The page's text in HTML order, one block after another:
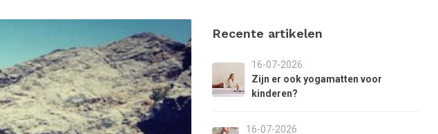
beschikbaar
resultaat
te
selecteren.
Druk
op
Enter
om
Recente artikelen
16-07-2026
Zijn er ook yogamatten voor
kinderen?
16-07-2026